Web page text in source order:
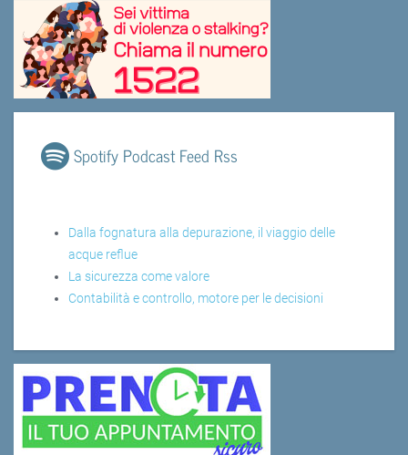
Spotify Podcast Feed Rss
Dalla fognatura alla depurazione, il viaggio delle
acque reflue
La sicurezza come valore
Contabilità e controllo, motore per le decisioni